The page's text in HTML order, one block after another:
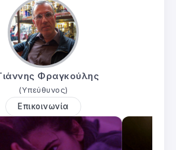
Φραγκούλης
(Υπεύθυνος)
Επικοινωνία